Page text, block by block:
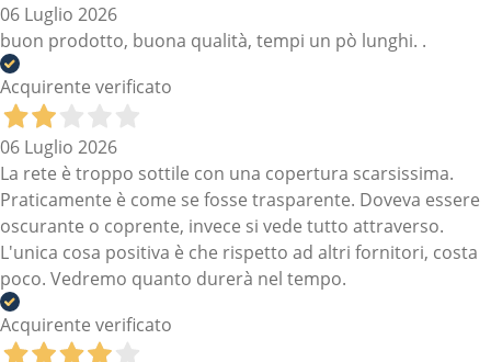
06 Luglio 2026
buon prodotto, buona qualità, tempi un pò lunghi. .
Acquirente verificato
06 Luglio 2026
La rete è troppo sottile con una copertura scarsissima.
Praticamente è come se fosse trasparente. Doveva essere
oscurante o coprente, invece si vede tutto attraverso.
L'unica cosa positiva è che rispetto ad altri fornitori, costa
poco. Vedremo quanto durerà nel tempo.
Acquirente verificato